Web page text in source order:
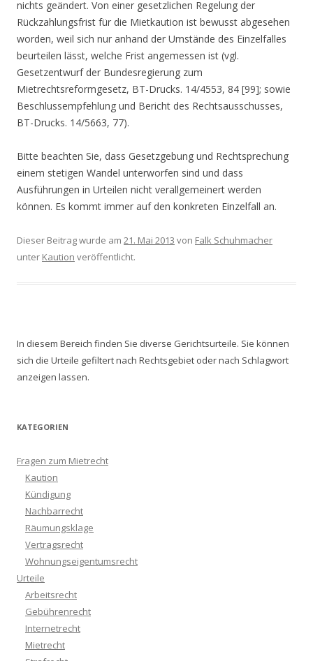
nichts geändert. Von einer gesetzlichen Regelung der
Rückzahlungsfrist für die Mietkaution ist bewusst abgesehen
worden, weil sich nur anhand der Umstände des Einzelfalles
beurteilen lässt, welche Frist angemessen ist (vgl.
Gesetzentwurf der Bundesregierung zum
Mietrechtsreformgesetz, BT-Drucks. 14/4553, 84 [99]; sowie
Beschlussempfehlung und Bericht des Rechtsausschusses,
BT-Drucks. 14/5663, 77).
Bitte beachten Sie, dass Gesetzgebung und Rechtsprechung
einem stetigen Wandel unterworfen sind und dass
Ausführungen in Urteilen nicht verallgemeinert werden
können. Es kommt immer auf den konkreten Einzelfall an.
Dieser Beitrag wurde am 21. Mai 2013 von Falk Schuhmacher
unter Kaution veröffentlicht.
In diesem Bereich finden Sie diverse Gerichtsurteile. Sie können
sich die Urteile gefiltert nach Rechtsgebiet oder nach Schlagwort
anzeigen lassen.
KATEGORIEN
Fragen zum Mietrecht
Kaution
Kündigung
Nachbarrecht
Räumungsklage
Vertragsrecht
Wohnungseigentumsrecht
Urteile
Arbeitsrecht
Gebührenrecht
Internetrecht
Mietrecht